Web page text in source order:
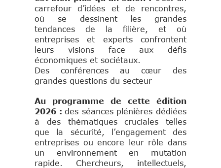
carrefour d’idées et de rencontres,
où se dessinent les grandes
tendances de la filière, et où
entreprises et experts confrontent
leurs visions face aux défis
économiques et sociétaux.
Des conférences au cœur des
grandes questions du secteur
Au programme de cette édition
2026 :des séances plénières dédiées
à des thématiques cruciales telles
que la sécurité, l’engagement des
entreprises ou encore leur rôle dans
un environnement en mutation
rapide. Chercheurs, intellectuels,